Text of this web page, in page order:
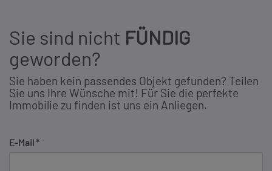
Sie sind nicht FÜNDIG
geworden?
Sie haben kein passendes Objekt gefunden? Teilen
Sie uns Ihre Wünsche mit! Für Sie die perfekte
Immobilie zu finden ist uns ein Anliegen.
E-Mail